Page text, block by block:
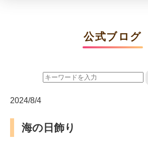
公式ブログ
2024/8/4
海の日飾り